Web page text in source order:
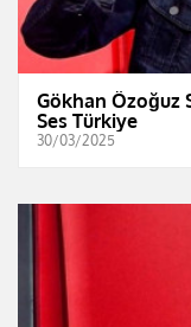
Gökhan Özoğuz
Ses Türkiye
30/03/2025